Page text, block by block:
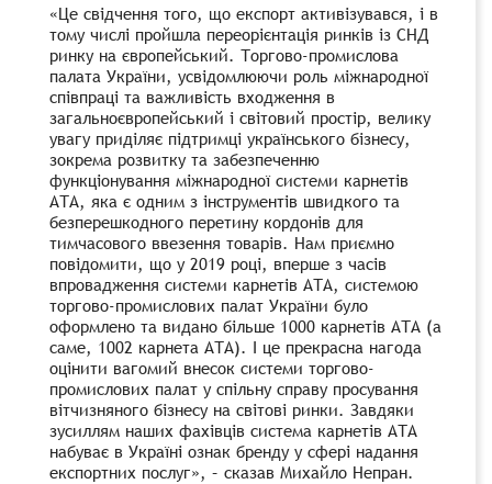
«Це свідчення того, що експорт активізувався, і в
тому числі пройшла переорієнтація ринків із СНД
ринку на європейський. Торгово-промислова
палата України, усвідомлюючи роль міжнародної
співпраці та важливість входження в
загальноєвропейський і світовий простір, велику
увагу приділяє підтримці українського бізнесу,
зокрема розвитку та забезпеченню
функціонування міжнародної системи карнетів
АТА, яка є одним з інструментів швидкого та
безперешкодного перетину кордонів для
тимчасового ввезення товарів. Нам приємно
повідомити, що у 2019 році, вперше з часів
впровадження системи карнетів АТА, системою
торгово-промислових палат України було
оформлено та видано більше 1000 карнетів АТА (а
саме, 1002 карнета АТА). І це прекрасна нагода
оцінити вагомий внесок системи торгово-
промислових палат у спільну справу просування
вітчизняного бізнесу на світові ринки. Завдяки
зусиллям наших фахівців система карнетів АТА
набуває в Україні ознак бренду у сфері надання
експортних послуг», – сказав Михайло Непран.